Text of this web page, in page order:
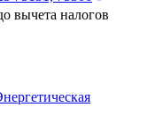
вычета налогов